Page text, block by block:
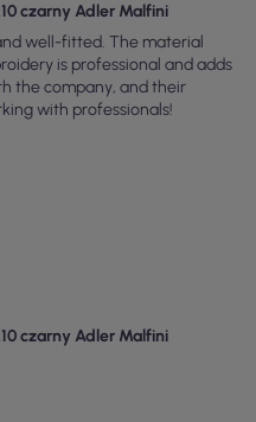
czarny Adler Malfini
well-fitted. The material
is professional and adds
the company, and their
with professionals!
czarny Adler Malfini